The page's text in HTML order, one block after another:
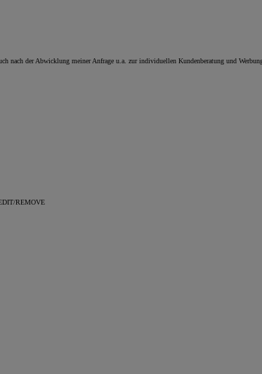
nach der Abwicklung meiner Anfrage u.a. zur individuellen Kundenberatung und
REMOVE